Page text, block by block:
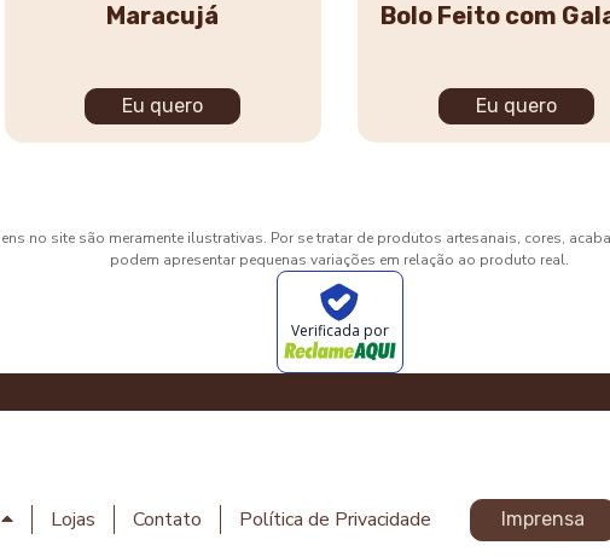
Maracujá
Eu quero
Bolo Feito com
Eu quero
no site são meramente ilustrativas. Por se tratar de produtos artesanais, cores,
podem apresentar pequenas variações em relação ao produto real.
Verificada por
Lojas Contato Política de Privacidade Imprensa